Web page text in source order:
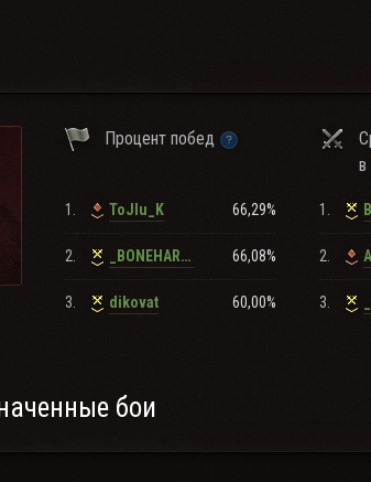
Процент побед
в
1. ToJIu_K 66,29%
2. _BONEHART_ 66,08%
3. dikovat 60,00%
1.
2.
3.
бои